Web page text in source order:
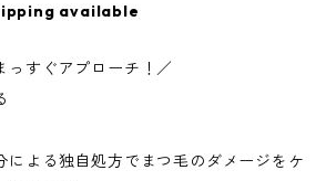
available
っすぐアプローチ！／
による独自処方でまつ毛のダメージをケ